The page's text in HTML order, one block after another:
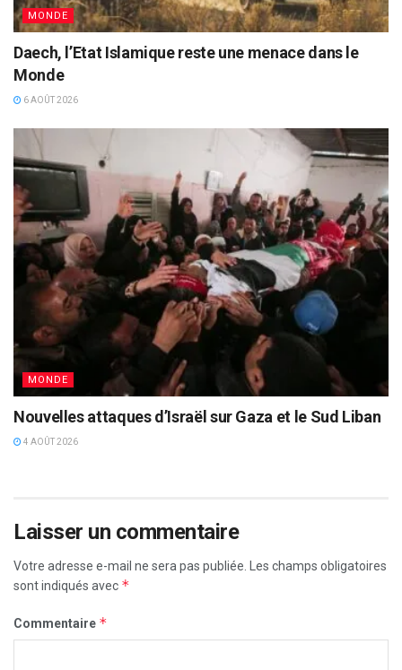
MONDE
Daech, l’Etat Islamique reste une menace dans le
Monde
6 AOÛT 2026
MONDE
Nouvelles attaques d’Israël sur Gaza et le Sud Liban
4 AOÛT 2026
Laisser un commentaire
Votre adresse e-mail ne sera pas publiée. Les champs obligatoires
sont indiqués avec *
Commentaire *